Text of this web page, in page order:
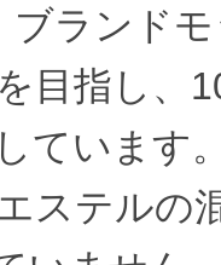
ブランド
目指し、
ています
ステルの